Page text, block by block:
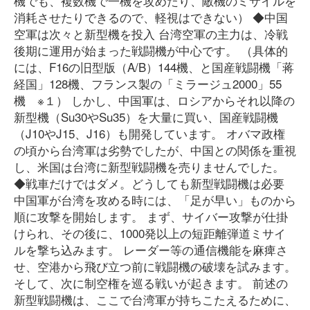
消耗させたりできるので、軽視はできない） ◆中国
空軍は次々と新型機を投入 台湾空軍の主力は、冷戦
後期に運用が始まった戦闘機が中心です。 （具体的
には、F16の旧型版（A/B）144機、と国産戦闘機「蒋
経国」128機、フランス製の「ミラージュ2000」55
機 ※１） しかし、中国軍は、ロシアからそれ以降の
新型機（Su30やSu35）を大量に買い、国産戦闘機
（J10やJ15、J16）も開発しています。 オバマ政権
の頃から台湾軍は劣勢でしたが、中国との関係を重視
し、米国は台湾に新型戦闘機を売りませんでした。
◆戦車だけではダメ。どうしても新型戦闘機は必要
中国軍が台湾を攻める時には、「足が早い」ものから
順に攻撃を開始します。 まず、サイバー攻撃が仕掛
けられ、その後に、1000発以上の短距離弾道ミサイ
ルを撃ち込みます。 レーダー等の通信機能を麻痺さ
せ、空港から飛び立つ前に戦闘機の破壊を試みます。
そして、次に制空権を巡る戦いが起きます。 前述の
新型戦闘機は、ここで台湾軍が持ちこたえるために、